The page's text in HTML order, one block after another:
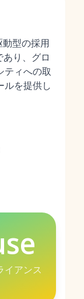
型の採用
り、グロ
ティへの取
ルを提供し
イアンス